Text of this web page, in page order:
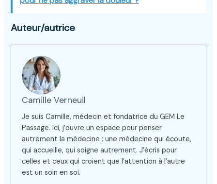
Auteur/autrice
Camille Verneuil
Je suis Camille, médecin et fondatrice du GEM Le
Passage. Ici, j’ouvre un espace pour penser
autrement la médecine : une médecine qui écoute,
qui accueille, qui soigne autrement. J’écris pour
celles et ceux qui croient que l’attention à l’autre
est un soin en soi.